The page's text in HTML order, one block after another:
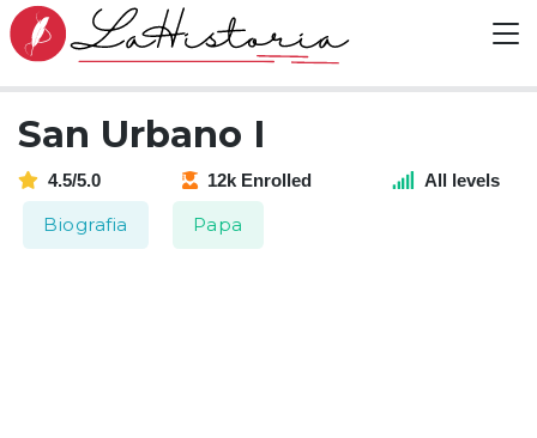
San Urbano I
4.5/5.0 12k Enrolled All levels
Biografia Papa